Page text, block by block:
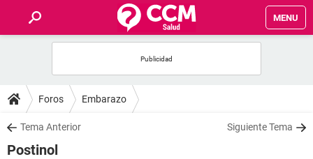
MENU
FOROS
SALUD
Foros Embarazo
Tema Anterior Siguiente Tema
Postinol